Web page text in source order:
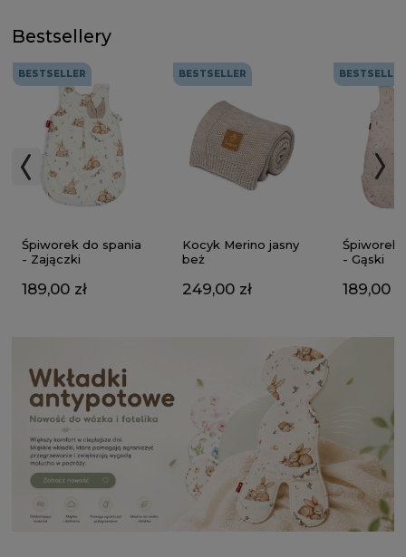
Bestsellery
BESTSELLER
Śpiworek do spania
- Zajączki
189,00 zł
BESTSELLER
Kocyk Merino jasny
beż
249,00 zł
BESTSELLER
Śpiworek
- Gąski
189,00